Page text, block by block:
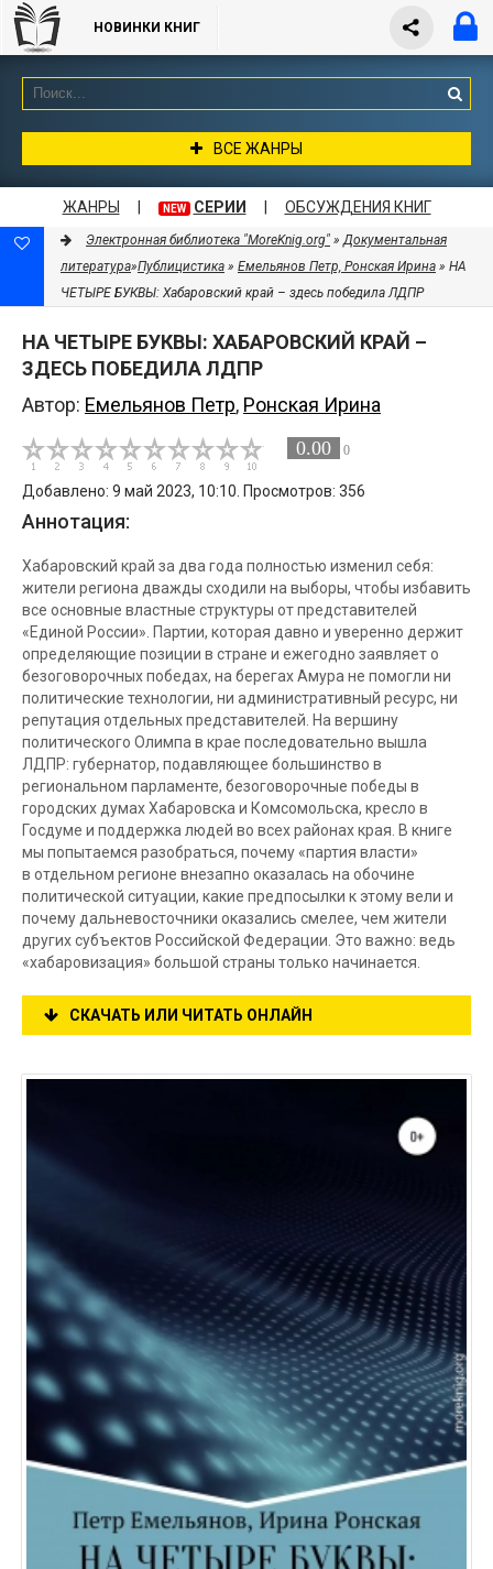
НОВИНКИ КНИГ
ВСЕ ЖАНРЫ
ЖАНРЫ NEW СЕРИИ ОБСУЖДЕНИЯ КНИГ
Электронная библиотека "MoreKnig.org" »Документальная
литература»Публицистика » Емельянов Петр, Ронская Ирина » НА
ЧЕТЫРЕ БУКВЫ: Хабаровский край – здесь победила ЛДПР
НА ЧЕТЫРЕ БУКВЫ: ХАБАРОВСКИЙ КРАЙ –
ЗДЕСЬ ПОБЕДИЛА ЛДПР
Автор: Емельянов Петр, Ронская Ирина
0.00 0
Добавлено: 9 май 2023, 10:10. Просмотров: 356
Аннотация:
Хабаровский край за два года полностью изменил себя:
жители региона дважды сходили на выборы, чтобы избавить
все основные властные структуры от представителей
«Единой России». Партии, которая давно и уверенно держит
определяющие позиции в стране и ежегодно заявляет о
безоговорочных победах, на берегах Амура не помогли ни
политические технологии, ни административный ресурс, ни
репутация отдельных представителей. На вершину
политического Олимпа в крае последовательно вышла
ЛДПР: губернатор, подавляющее большинство в
региональном парламенте, безоговорочные победы в
городских думах Хабаровска и Комсомольска, кресло в
Госдуме и поддержка людей во всех районах края. В книге
мы попытаемся разобраться, почему «партия власти»
в отдельном регионе внезапно оказалась на обочине
политической ситуации, какие предпосылки к этому вели и
почему дальневосточники оказались смелее, чем жители
других субъектов Российской Федерации. Это важно: ведь
«хабаровизация» большой страны только начинается.
СКАЧАТЬ ИЛИ ЧИТАТЬ ОНЛАЙН